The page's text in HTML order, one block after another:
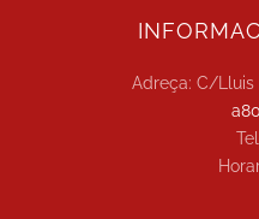
Adreça: C/Lluis